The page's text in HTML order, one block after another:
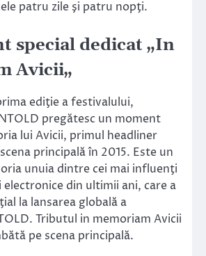
patru zile şi patru nopţi.
special dedicat „In
Avicii„
ediţie a festivalului,
pregătesc un moment
lui Avicii, primul headliner
principală în 2015. Este un
unuia dintre cei mai influenţi
din ultimii ani, care a
la lansarea globală a
Tributul in memoriam Avicii
pe scena principală.